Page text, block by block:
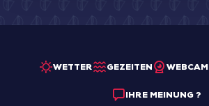
WETTER GEZEITEN WEBCAM
IHRE MEINUNG ?